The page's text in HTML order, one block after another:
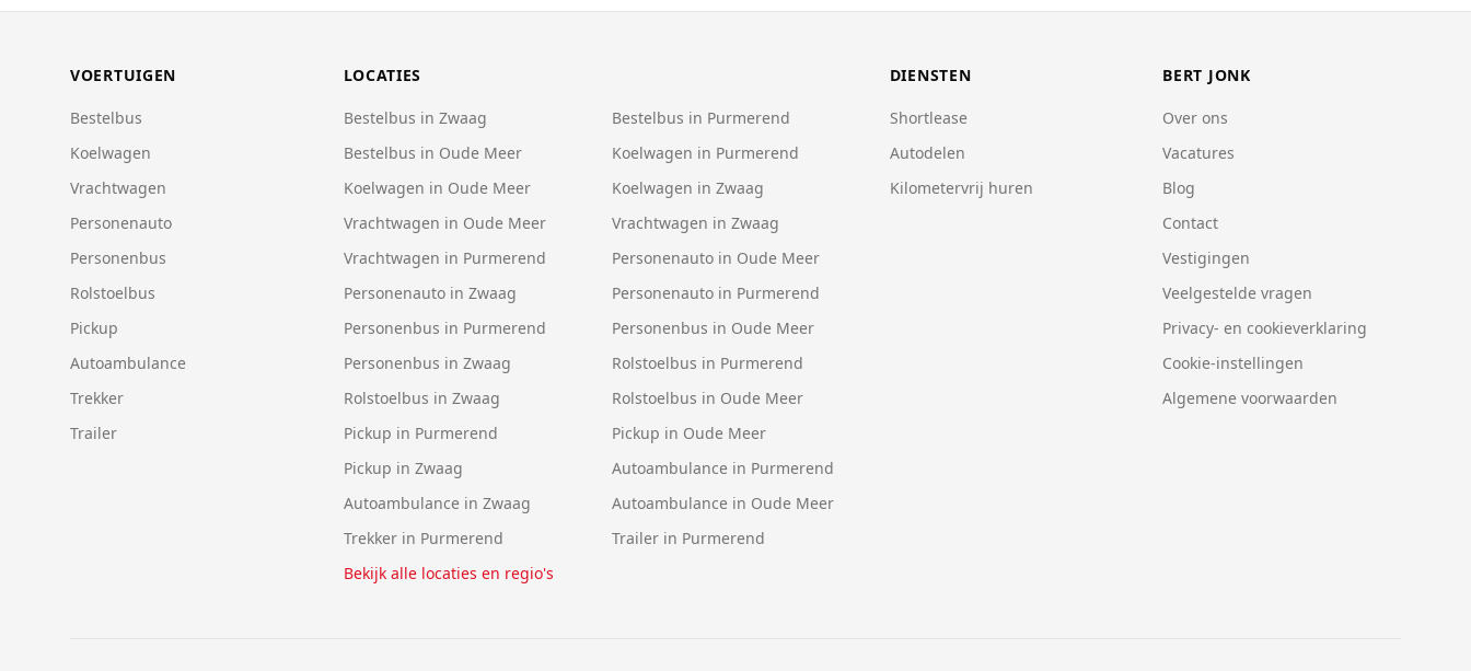
VOERTUIGEN
Bestelbus
Koelwagen
Vrachtwagen
Personenauto
Personenbus
Rolstoelbus
Pickup
Autoambulance
Trekker
Trailer
LOCATIES
Bestelbus in Zwaag
Bestelbus in Purmerend
Bestelbus in Oude Meer
Koelwagen in Purmerend
Koelwagen in Oude Meer
Koelwagen in Zwaag
Vrachtwagen in Oude Meer
Vrachtwagen in Zwaag
Vrachtwagen in Purmerend
Personenauto in Oude Meer
Personenauto in Zwaag
Personenauto in Purmerend
Personenbus in Purmerend
Personenbus in Oude Meer
Personenbus in Zwaag
Rolstoelbus in Purmerend
Rolstoelbus in Zwaag
Rolstoelbus in Oude Meer
Pickup in Purmerend
Pickup in Oude Meer
Pickup in Zwaag
Autoambulance in Purmerend
Autoambulance in Zwaag
Autoambulance in Oude Meer
Trekker in Purmerend
Trailer in Purmerend
Bekijk alle locaties en regio's
DIENSTEN
Shortlease
Autodelen
Kilometervrij huren
BERT JONK
Over ons
Vacatures
Blog
Contact
Vestigingen
Veelgestelde vragen
Privacy- en cookieverklaring
Cookie-instellingen
Algemene voorwaarden